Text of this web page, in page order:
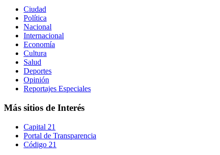
Ciudad
Política
Nacional
Internacional
Economía
Cultura
Salud
Deportes
Opinión
Reportajes Especiales
Más sitios de Interés
Capital 21
Portal de Transparencia
Código 21